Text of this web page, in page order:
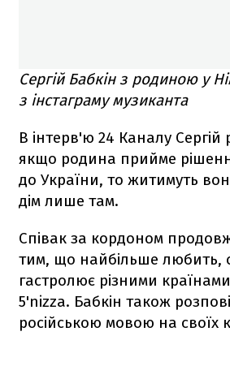
Сергій Бабкін з родиною у
з інстаграму музиканта
В інтерв'ю 24 Каналу Сергій
якщо родина прийме
до України, то житимуть
дім лише там.
Співак за кордоном
тим, що найбільше любить,
гастролює різними
5'nizza. Бабкін також
російською мовою на своїх